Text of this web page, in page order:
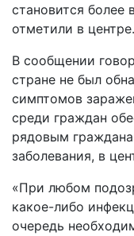
становится
отметили в центре.
В сообщении
стране не был
симптомов
среди граждан
рядовым
заболевания, в
«При любом
какое-либо
очередь